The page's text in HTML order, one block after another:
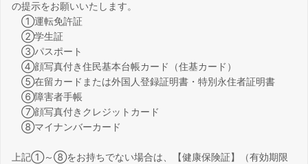
の提示をお願いいたします。
①運転免許証
②学生証
③パスポート
④顔写真付き住民基本台帳カード（住基カード）
⑤在留カードまたは外国人登録証明書・特別永住者証明書
⑥障害者手帳
⑦顔写真付きクレジットカード
⑧マイナンバーカード
上記①～⑧をお持ちでない場合は、【健康保険証】（有効期限